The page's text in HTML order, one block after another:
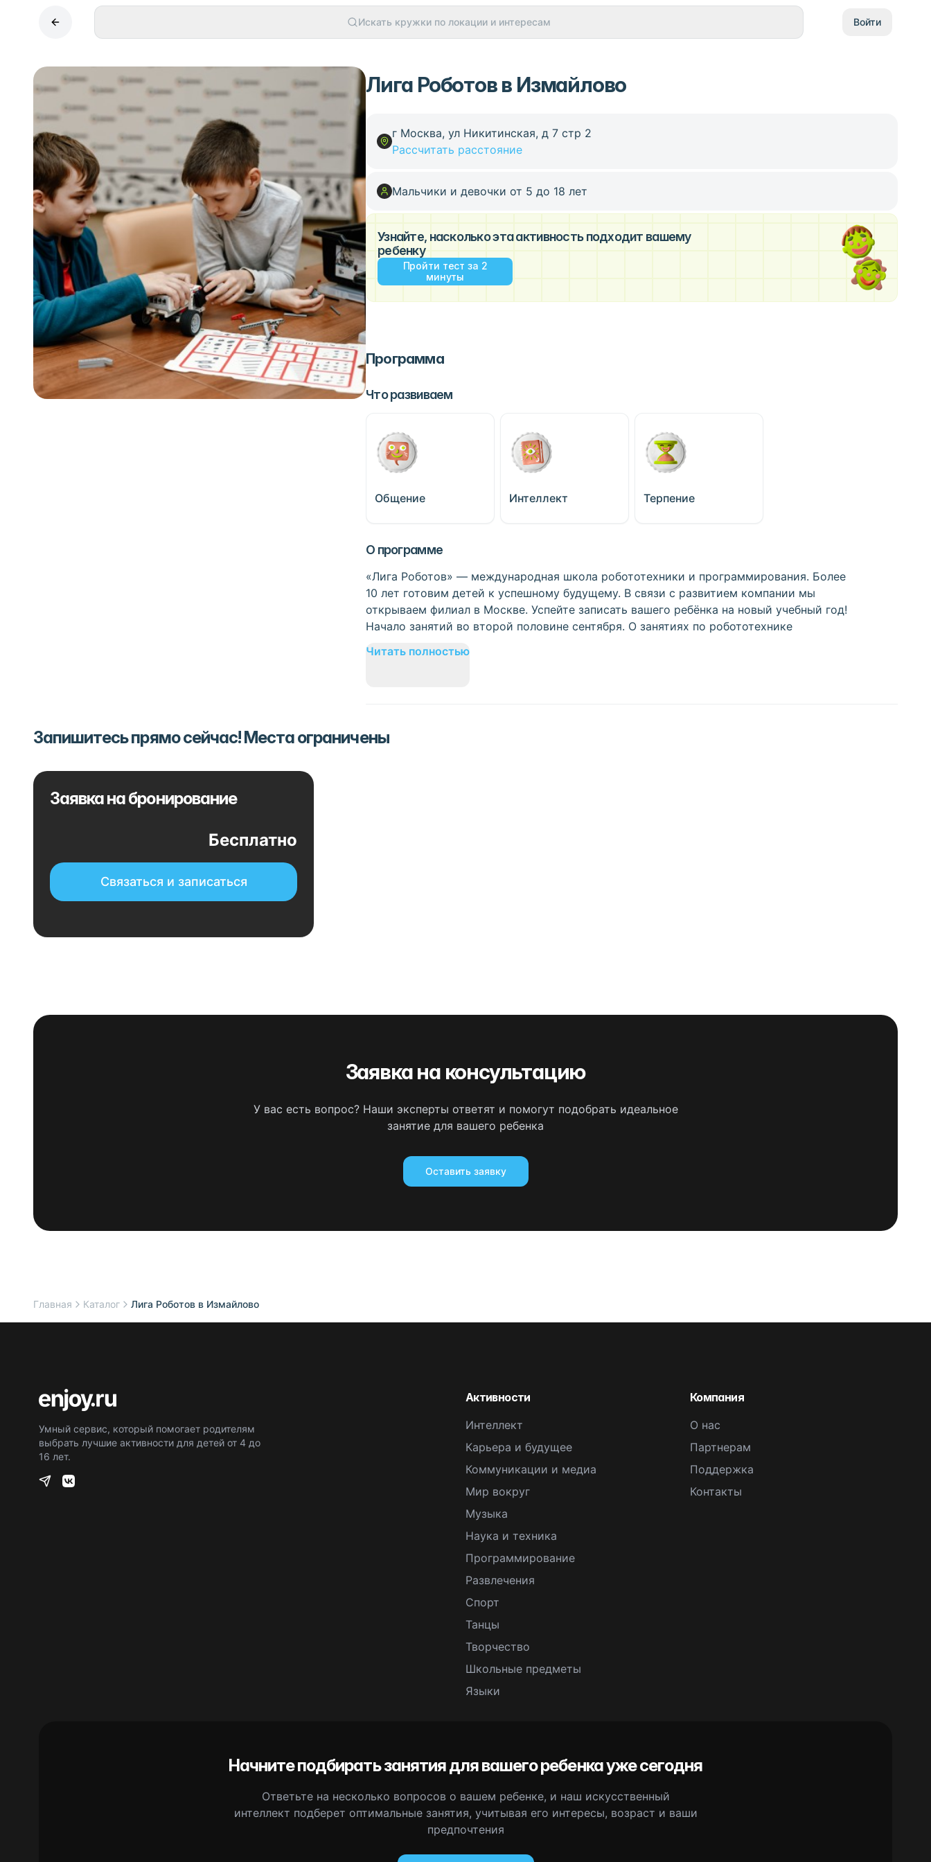
Искать кружки по локации и интересам Войти
Лига Роботов в Измайлово
г Москва, ул Никитинская, д 7 стр 2
Рассчитать расстояние
Мальчики и девочки от 5 до 18 лет
Узнайте, насколько эта активность подходит вашему
ребенку
Пройти тест за 2
минуты
Программа
Что развиваем
Общение Интеллект Терпение
О программе
«Лига Роботов» — международная школа робототехники и программирования. Более
10 лет готовим детей к успешному будущему. В связи с развитием компании мы
открываем филиал в Москве. Успейте записать вашего ребёнка на новый учебный год!
Начало занятий во второй половине сентября. О занятиях по робототехнике
Читать полностью
Запишитесь прямо сейчас! Места ограничены
Заявка на бронирование
Бесплатно
Связаться и записаться
Заявка на консультацию
У вас есть вопрос? Наши эксперты ответят и помогут подобрать идеальное
занятие для вашего ребенка
Оставить заявку
Главная Каталог Лига Роботов в Измайлово
Умный сервис, который помогает родителям
выбрать лучшие активности для детей от 4 до
16 лет.
Активности
Интеллект
Карьера и будущее
Коммуникации и медиа
Мир вокруг
Музыка
Наука и техника
Программирование
Развлечения
Спорт
Танцы
Творчество
Школьные предметы
Языки
Компания
О нас
Партнерам
Поддержка
Контакты
Начните подбирать занятия для вашего ребенка уже сегодня
Ответьте на несколько вопросов о вашем ребенке, и наш искусственный
интеллект подберет оптимальные занятия, учитывая его интересы, возраст и ваши
предпочтения